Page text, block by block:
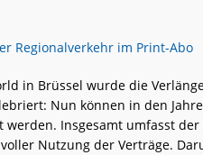
in Brüssel wurde die
Nun können in den
werden. Insgesamt umfasst
Nutzung der Verträge.